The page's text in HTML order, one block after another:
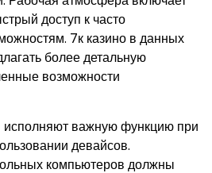
доступ к часто
7к казино в данных
более детальную
возможности
важную функцию при
девайсов.
компьютеров должны